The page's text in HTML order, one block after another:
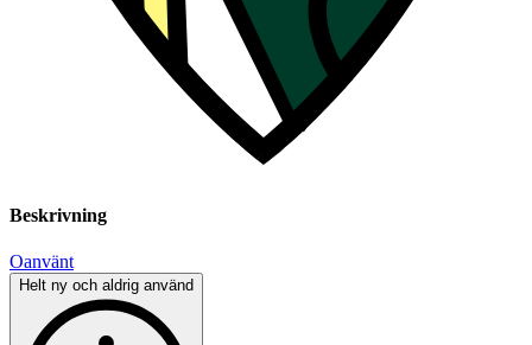
Beskrivning
Oanvänt
Helt ny och aldrig använd